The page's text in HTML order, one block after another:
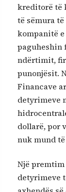
kreditorë të
të sëmura
kompanitë
paguheshin
ndërtimit,
punonjësit.
Financave
detyrimeve
dollarë, por
nuk mund
Një
detyrimeve